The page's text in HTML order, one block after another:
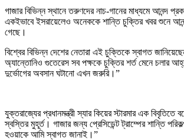
গাজার বিভিন্ন স্থানে তরুণদের নাচ-গানের মাধ্যমে আনন্দ
একইভাবে ইসরায়েলেও অনেককে শান্তি চুক্তির খবর শুনে
গেছে।
বিশ্বের বিভিন্ন দেশের নেতারা এই চুক্তিকে স্বাগত
অ্যান্তোনিও গুতেরেস সব পক্ষকে চুক্তির শর্ত মেনে চলার
দুর্ভোগের অবসান ঘটানো এখন জরুরি।”
যুক্তরাজ্যের প্রধানমন্ত্রী স্যার কিয়ের স্টারমার এক বিবৃতিতে
স্বস্তির মুহূর্ত। গাজার জন্য প্রেসিডেন্ট ট্রাম্পের শান্তি
হওয়াকে আমি স্বাগত জানাই।”